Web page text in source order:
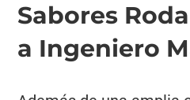
Sabores
a Ingeniero